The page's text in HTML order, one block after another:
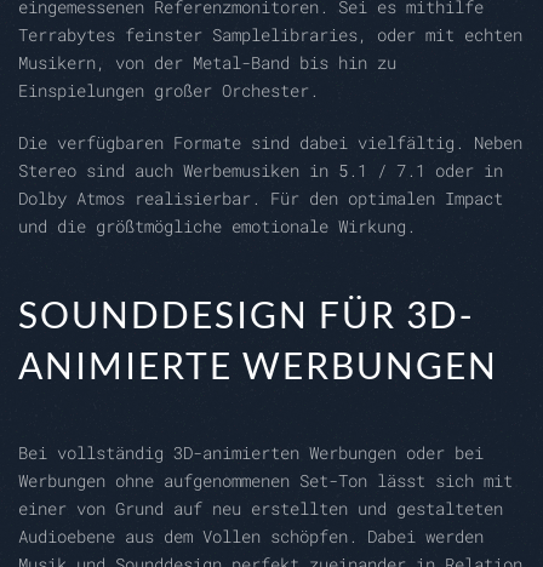
eingemessenen Referenzmonitoren. Sei es mithilfe
Terrabytes feinster Samplelibraries, oder mit echten
Musikern, von der Metal-Band bis hin zu
Einspielungen großer Orchester.
Die verfügbaren Formate sind dabei vielfältig. Neben
Stereo sind auch Werbemusiken in 5.1 / 7.1 oder in
Dolby Atmos realisierbar. Für den optimalen Impact
und die größtmögliche emotionale Wirkung.
SOUNDDESIGN FÜR 3D-
ANIMIERTE WERBUNGEN
Bei vollständig 3D-animierten Werbungen oder bei
Werbungen ohne aufgenommenen Set-Ton lässt sich mit
einer von Grund auf neu erstellten und gestalteten
Audioebene aus dem Vollen schöpfen. Dabei werden